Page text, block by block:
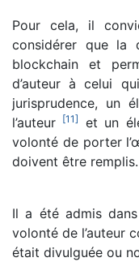
Pour cela, il
considérer que la
blockchain et
d’auteur à celui
jurisprudence, un
l’auteur [11]
et un
volonté de porter
doivent être remplis.
Il a été admis
volonté de l’auteur
était divulguée ou